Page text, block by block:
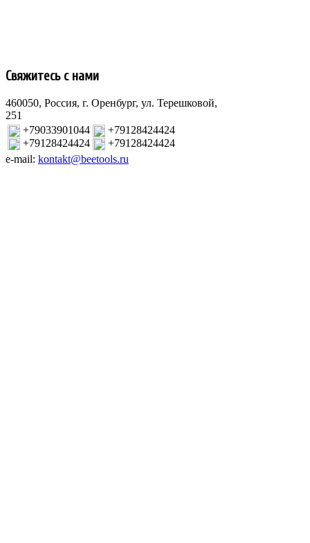
Свяжитесь с нами
460050, Россия, г. Оренбург, ул. Терешковой,
251
+79033901044
+79128424424
+79128424424
+79128424424
e-mail: kontakt@beetools.ru